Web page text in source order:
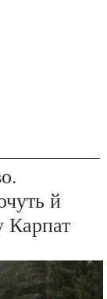
й
Карпат